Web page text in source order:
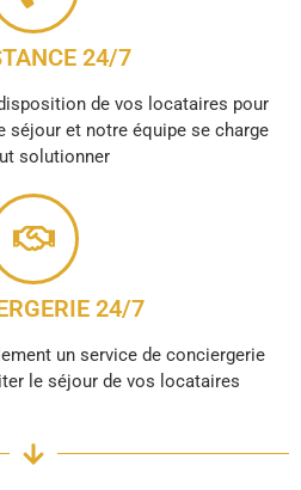
24/7
de vos locataires pour
séjour et notre équipe se charge
solutionner
24/7
un service de conciergerie
le séjour de vos locataires